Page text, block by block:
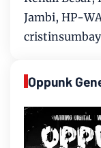
Jambi, HP-
Oppunk